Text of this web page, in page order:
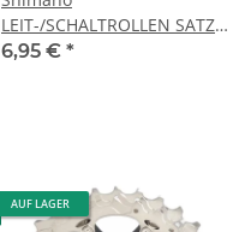
LEIT-/SCHALTROLLEN SATZ
KPL. R
6,95 € *
AUF LAGER